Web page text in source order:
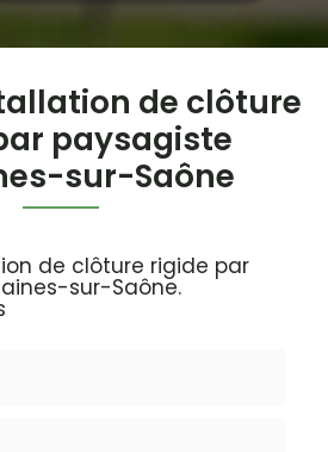
de clôture
paysagiste
sur-Saône
de clôture rigide par
sur-Saône.